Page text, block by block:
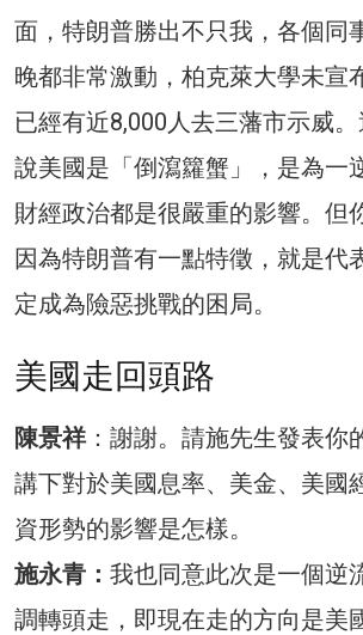
面，特朗普勝出不只我，各個同
晚都非常激動，柏克萊大學未宣
已經有近8,000人去三藩市示威
說美國是「倒瀉籮蟹」，是為一
財經政治都是很嚴重的影響。但
因為特朗普有一點特徵，就是代
定成為險惡挑戰的困局。
美國走回頭路
陳景祥：謝謝。請施先生發表你
講下對於美國息率、美金、美國
資形勢的影響是怎樣。
施永青： 我也同意此次是一個逆
調轉頭走，即現在走的方向是美